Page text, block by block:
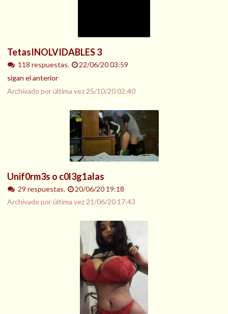
TetasINOLVIDABLES 3
118 respuestas.
22/06/20 03:59
sigan el anterior
Archivado por última vez 25/10/20 02:40
Unif0rm3s o c0l3g1alas
29 respuestas.
20/06/20 19:18
Archivado por última vez 21/06/20 17:43